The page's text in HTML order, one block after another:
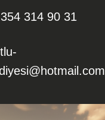
314 90 31